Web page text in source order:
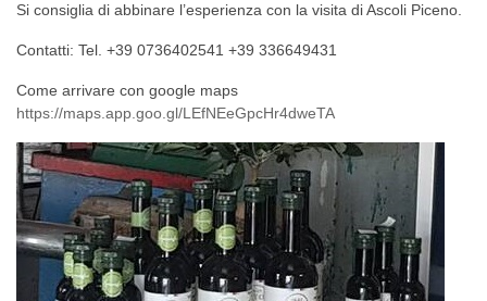
Si consiglia di abbinare l’esperienza con la visita di Ascoli Piceno.
Contatti: Tel. +39 0736402541 +39 336649431
Come arrivare con google maps
https://maps.app.goo.gl/LEfNEeGpcHr4dweTA